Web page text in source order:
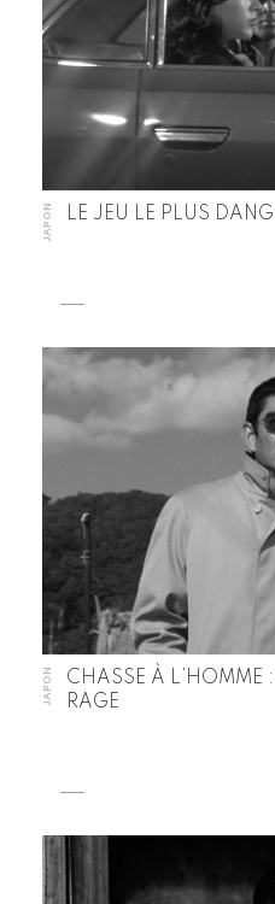
JAPON LE JEU LE PLUS
JAPON
CHASSE À L’HOMME
RAGE